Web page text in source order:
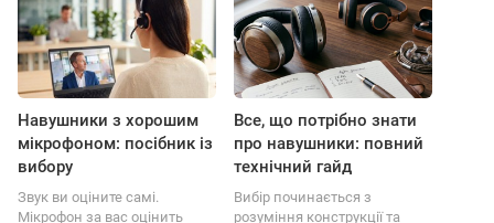
Навушники з хорошим
мікрофоном: посібник із
вибору
Звук ви оціните самі.
Мікрофон за вас оцінить
Все, що потрібно знати
про навушники: повний
технічний гайд
Вибір починається з
розуміння конструкції та